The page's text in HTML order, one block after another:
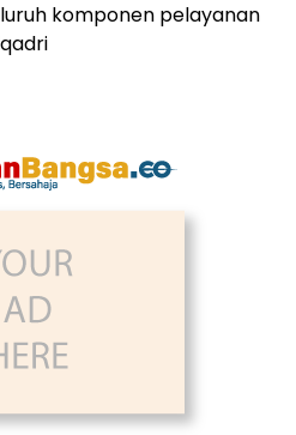
komponen pelayanan